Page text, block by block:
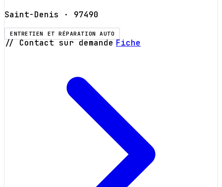
Saint-Denis · 97490
ENTRETIEN ET RÉPARATION AUTO
// Contact sur demande Fiche